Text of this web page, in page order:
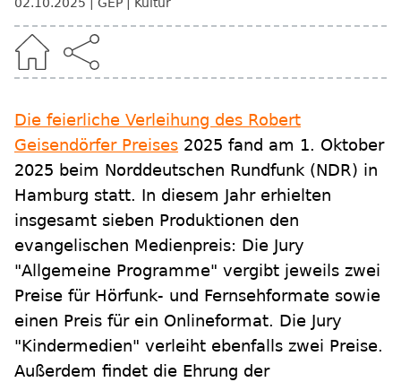
Die feierliche Verleihung des Robert
Geisendörfer Preises 2025 fand am 1. Oktober
2025 beim Norddeutschen Rundfunk (NDR) in
Hamburg statt. In diesem Jahr erhielten
insgesamt sieben Produktionen den
evangelischen Medienpreis: Die Jury
"Allgemeine Programme" vergibt jeweils zwei
Preise für Hörfunk- und Fernsehformate sowie
einen Preis für ein Onlineformat. Die Jury
"Kindermedien" verleiht ebenfalls zwei Preise.
Außerdem findet die Ehrung der